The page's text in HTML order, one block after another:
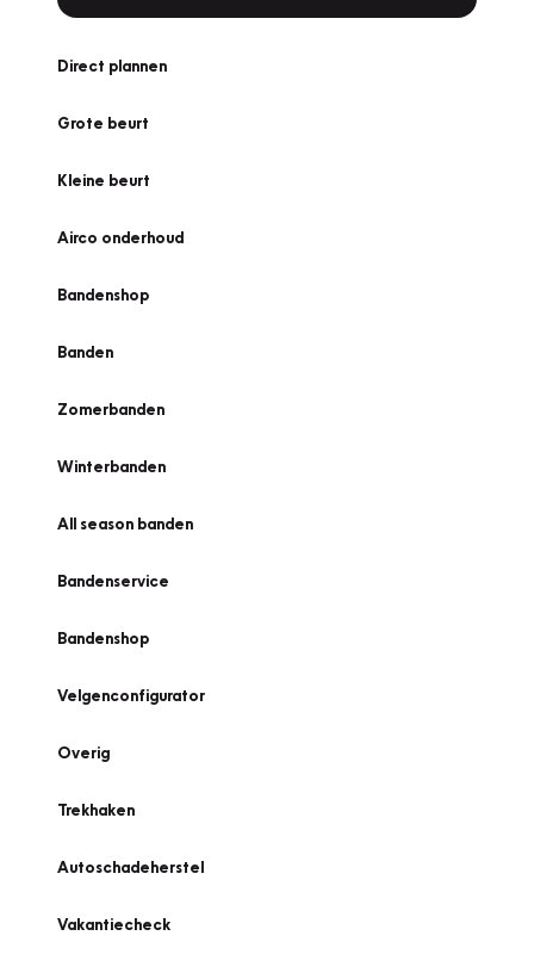
Direct plannen
Grote beurt
Kleine beurt
Airco onderhoud
Bandenshop
Banden
Zomerbanden
Winterbanden
All season banden
Bandenservice
Bandenshop
Velgenconfigurator
Overig
Trekhaken
Autoschadeherstel
Vakantiecheck